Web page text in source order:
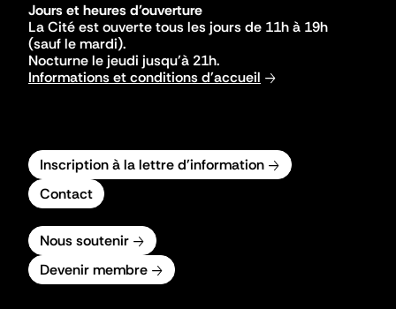
Jours et heures d'ouverture
La Cité est ouverte tous les jours de 11h à 19h
(sauf le mardi).
Nocturne le jeudi jusqu'à 21h.
Informations et conditions d'accueil
Inscription à la lettre d'information
Contact
Nous soutenir
Devenir membre